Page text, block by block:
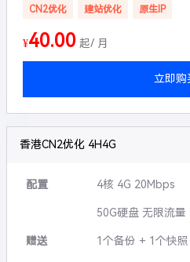
CN2优化 建站优化 原生IP
¥40.00 起/ 月
立即购
香港CN2优化 4H4G
配置 4核 4G 20Mbps
50G硬盘 无限流量
赠送 1个备份 + 1个快照